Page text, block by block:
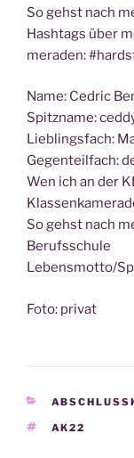
So gehst nach
Hash­tags über
me­ra­den:
Name: Ced­ric
Spitz­na­me:
Lieb­lings­fach:
Gegen­teil­fach:
Wen ich an der
So gehst nach
Berufsschule
Lebensmotto/
Foto: pri­vat
KATEGORIEN
AK22